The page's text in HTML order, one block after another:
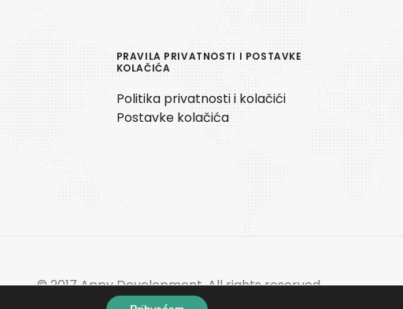
PRAVILA PRIVATNOSTI I POSTAVKE
KOLAČIĆA
Politika privatnosti i kolačići
Postavke kolačića
© 2017 Appy Development. All rights reserved.